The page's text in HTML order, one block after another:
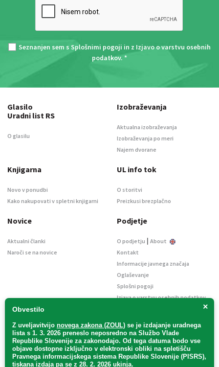
Seznanjen sem s Splošnimi pogoji in z Izjavo o varstvu osebnih
podatkov. *
×
Obvestilo
Z uveljavitvijo novega zakona (ZOUL) se je izdajanje uradnega
lista s 1. 3. 2026 preneslo neposredno na Službo Vlade
Republike Slovenije za zakonodajo. Od tega datuma bodo vse
objave dostopne izključno v elektronski obliki na spletišču
Pravnega informacijskega sistema Republike Slovenije (PISRS),
tiskana izdaja pa se z 28. 2. 2026 ukinja.
Glasilo
Uradni list RS
O glasilu
Izobraževanja
Aktualna izobraževanja
Izobraževanja po meri
Najem dvorane
Knjigarna
Novo v ponudbi
Kako nakupovati v spletni knjigarni
UL info tok
O storitvi
Preizkusi brezplačno
Novice
Aktualni članki
Naroči se na novice
Podjetje
O podjetju | About
Kontakt
Informacije javnega značaja
Oglaševanje
Splošni pogoji
Izjava o varstvu osebnih podatkov
Uradni list d. o. o. – v likvidaciji / Vse pravice pridržane.